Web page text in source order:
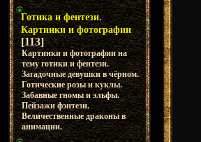
Готика и фентези.
Картинки и фотографии
[113]
Картинки и фотографии на
тему готики и фентези.
Загадочные девушки в чёрном.
Готические розы и куклы.
Забавные гномы и эльфы.
Пейзажи фэнтези.
Величественные драконы в
анимации.